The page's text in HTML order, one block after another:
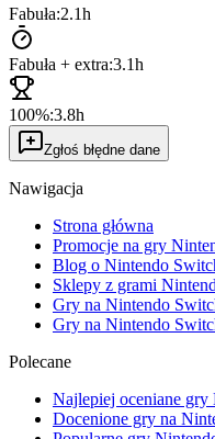
Fabuła:2.1h
Fabuła + extra:3.1h
100%:3.8h
Zgłoś błędne dane
Nawigacja
Strona główna
Promocje na gry
Blog o Nintendo
Sklepy z grami
Gry na Nintendo
Gry na Nintendo
Polecane
Najlepiej oceniane
Docenione gry na